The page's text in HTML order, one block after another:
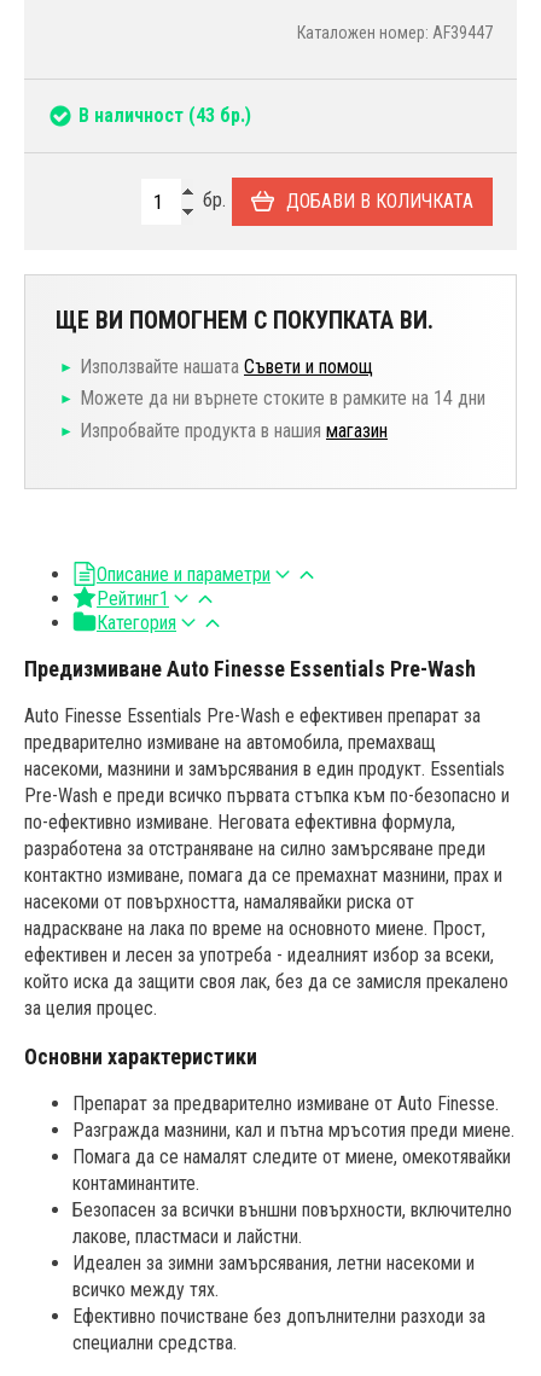
Каталожен номер: AF39447
В наличност (43 бр.)
бр. ДОБАВИ В КОЛИЧКАТА
ЩЕ ВИ ПОМОГНЕМ С ПОКУПКАТА ВИ.
Използвайте нашата Съвети и помощ
Можете да ни върнете стоките в рамките на 14 дни
Изпробвайте продукта в нашия магазин
Описание и параметри
Рейтинг1
Категория
Предизмиване Auto Finesse Essentials Pre-Wash
Auto Finesse Essentials Pre-Wash е ефективен препарат за
предварително измиване на автомобила, премахващ
насекоми, мазнини и замърсявания в един продукт. Essentials
Pre-Wash е преди всичко първата стъпка към по-безопасно и
по-ефективно измиване. Неговата ефективна формула,
разработена за отстраняване на силно замърсяване преди
контактно измиване, помага да се премахнат мазнини, прах и
насекоми от повърхността, намалявайки риска от
надраскване на лака по време на основното миене. Прост,
ефективен и лесен за употреба - идеалният избор за всеки,
който иска да защити своя лак, без да се замисля прекалено
за целия процес.
Основни характеристики
Препарат за предварително измиване от Auto Finesse.
Разгражда мазнини, кал и пътна мръсотия преди миене.
Помага да се намалят следите от миене, омекотявайки
контаминантите.
Безопасен за всички външни повърхности, включително
лакове, пластмаси и лайстни.
Идеален за зимни замърсявания, летни насекоми и
всичко между тях.
Ефективно почистване без допълнителни разходи за
специални средства.